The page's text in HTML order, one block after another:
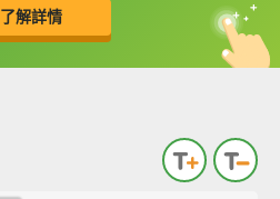
了解詳情
中
英